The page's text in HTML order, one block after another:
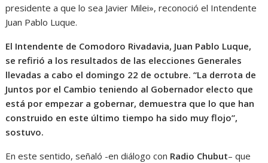
presidente a que lo sea Javier Milei», reconoció el Intendente
Juan Pablo Luque.
El Intendente de Comodoro Rivadavia, Juan Pablo Luque,
se refirió a los resultados de las elecciones Generales
llevadas a cabo el domingo 22 de octubre. “La derrota de
Juntos por el Cambio teniendo al Gobernador electo que
está por empezar a gobernar, demuestra que lo que han
construido en este último tiempo ha sido muy flojo”,
sostuvo.
En este sentido, señaló -en diálogo con Radio Chubut– que